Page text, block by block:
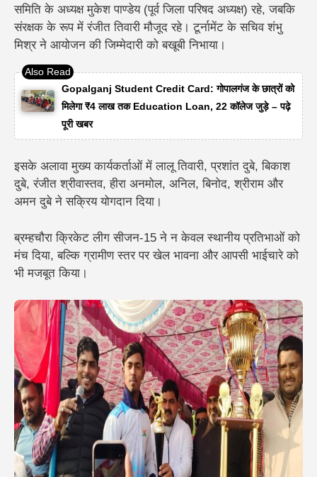
समिति के अध्यक्ष मुकेश पाण्डेय (पूर्व जिला परिषद अध्यक्ष) रहे, जबकि
संरक्षक के रूप में रंजीत तिवारी मौजूद रहे। टूर्नामेंट केसचिव शंभु
मिश्रने आयोजन की जिम्मेदारी को बखूबी निभाया।
Gopalganj Student Credit Card: गोपालगंज के छात्रों को
मिलेगा ₹4 लाख तक Education Loan, 22 कॉलेज जुड़े – पढ़े
पूरी खबर
इसके अलावा मुख्य कार्यकर्ताओं मेंलालू तिवारी, प्रशांत दुबे, बिकाश
दुबे, रंजीत श्रीवास्तव, हीरा अनमोल, अनिल, बिनोद, श्रीराम और
अमन दुबेने सक्रिय योगदान दिया।
ब्रम्हचौरा क्रिकेट लीग सीजन-15 ने न केवल स्थानीय प्रतिभाओं को
मंच दिया, बल्कि ग्रामीण स्तर पर खेल भावना और आपसी भाईचारे को
भी मजबूत किया।